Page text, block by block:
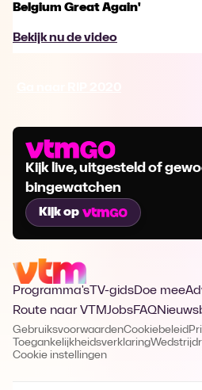
Belgium Great Again'
Bekijk nu de video
Kijk live, uitgesteld of
bingewatchen
Kijk op
Programma's TV-gidsDoe mee
Route naar VTMJobsFAQ
GebruiksvoorwaardenCookiebeleid
Toegankelijkheidsverklaring
Cookie instellingen